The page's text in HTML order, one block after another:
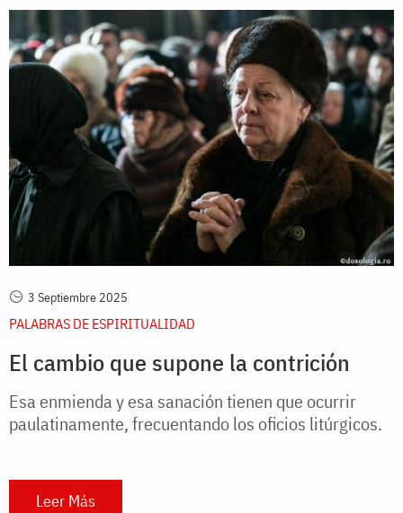
3 Septiembre 2025
PALABRAS DE ESPIRITUALIDAD
El cambio que supone la contrición
Esa enmienda y esa sanación tienen que ocurrir
paulatinamente, frecuentando los oficios litúrgicos.
Leer Más